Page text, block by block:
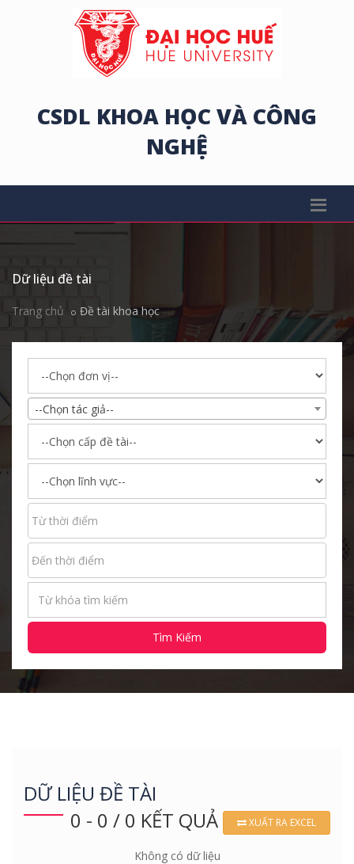
CSDL KHOA HỌC VÀ CÔNG
NGHỆ
Dữ liệu đề tài
Trang chủ Đề tài khoa học
--Chọn tác giả--
Tìm Kiếm
DỮ LIỆU ĐỀ TÀI
0 - 0 / 0 KẾT QUẢ
XUẤT RA EXCEL
Không có dữ liệu